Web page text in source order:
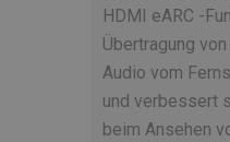
HDMI eARC -
Übertragung
Audio vom
und verbessert
beim Ansehen